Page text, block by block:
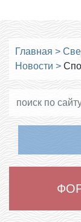
Главная >
Новости >